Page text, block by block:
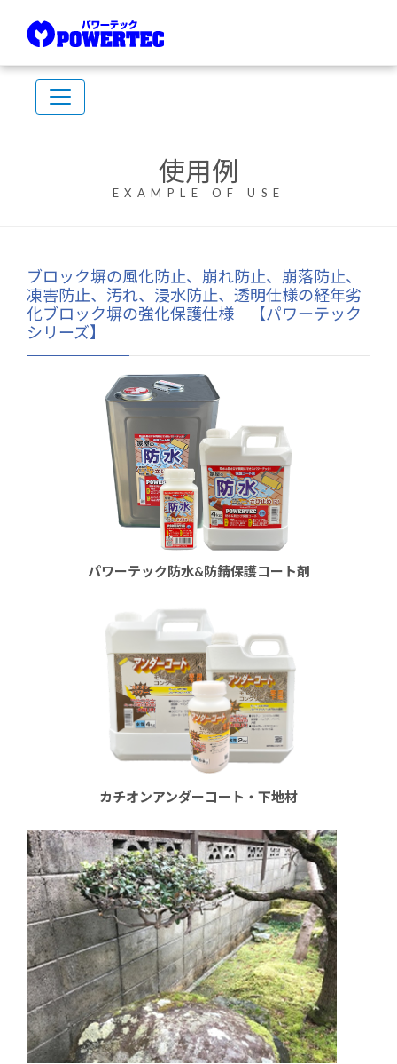
使用例
EXAMPLE OF USE
ブロック塀の風化防止、崩れ防止、崩落防止、
凍害防止、汚れ、浸水防止、透明仕様の経年劣
化ブロック塀の強化保護仕様 【パワーテック
シリーズ】
パワーテック防水&防錆保護コート剤
カチオンアンダーコート・下地材